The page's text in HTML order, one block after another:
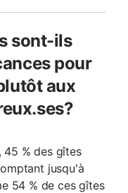
sont-ils
pour
aux
45 % des gîtes
jusqu'à
54 % de ces gîtes